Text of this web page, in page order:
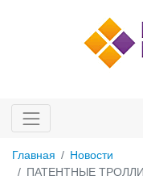
Главная
Новости
ПАТЕНТНЫЕ ТРОЛЛИ